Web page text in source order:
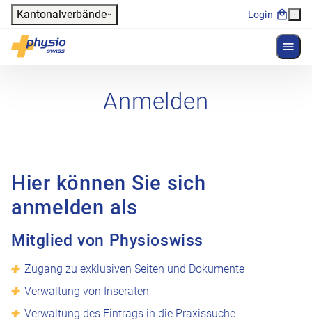
Header
Kantonalverbände Login
Physioswiss
Hauptnavigation
Anmelden
Hier können Sie sich
anmelden als
Mitglied von Physioswiss
Zugang zu exklusiven Seiten und Dokumente
Verwaltung von Inseraten
Verwaltung des Eintrags in die Praxissuche